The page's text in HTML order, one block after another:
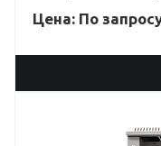
Цена: По запр